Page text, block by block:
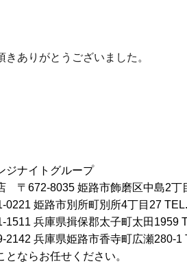
きありがとうございました。
ジナイトグループ
〒672-8035 姫路市飾磨区中島2
0221 姫路市別所町別所4丁目27
1511 兵庫県揖保郡太子町太田1959
2142 兵庫県姫路市香寺町広瀬280-1
とならお任せください。